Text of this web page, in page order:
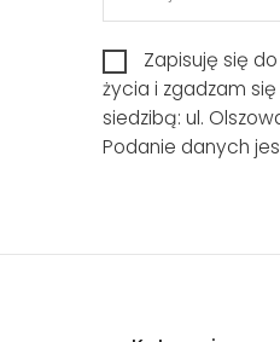
Zapisuję się
życia i zgadzam
siedzibą: ul.
Podanie danych